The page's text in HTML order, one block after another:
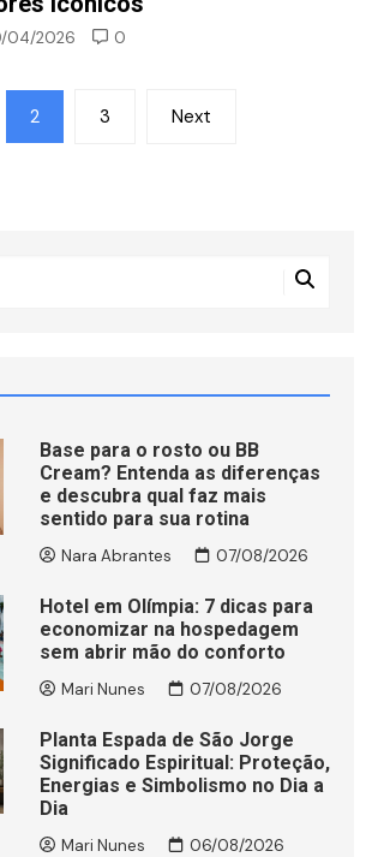
04/2026 0
2 3 Next
Base para o rosto ou BB
Cream? Entenda as diferenças
e descubra qual faz mais
sentido para sua rotina
Nara Abrantes 07/08/2026
Hotel em Olímpia: 7 dicas para
economizar na hospedagem
sem abrir mão do conforto
Mari Nunes 07/08/2026
Planta Espada de São Jorge
Significado Espiritual: Proteção,
Energias e Simbolismo no Dia a
Dia
Mari Nunes 06/08/2026